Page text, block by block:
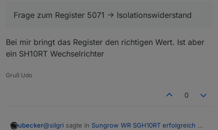
Geräteüberwachung, zeigt den korrekten Wert, der
auch täglich beim Start morgens angepasst wird.
Edit gerade noch gefunden:
https://www.debacher.de/wiki/Sun2000_Modbus_Re
gister
gefunden?
Frage zum Register 5071 -> Isolationswiderstand
Bei mir bringt das Register den richtigen Wert. Ist aber
ein SH10RT Wechselrichter
Gruß Udo
0
ubecker@silgri sagte in Sungrow WR SGH10RT erfolgreich mit